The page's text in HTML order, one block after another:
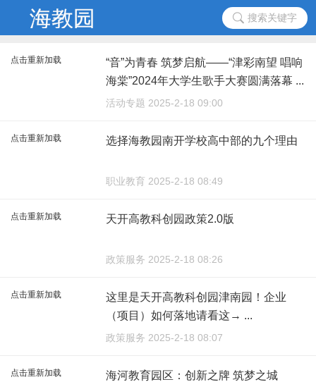
搜索关键字
点击重新加载
“音”为青春 筑梦启航——“津彩南望 唱响
海棠”2024年大学生歌手大赛圆满落幕 ...
...
活动专题 2025-2-18 09:00
点击重新加载 选择海教园南开学校高中部的九个理由
职业教育 2025-2-18 08:49
点击重新加载 天开高教科创园政策2.0版
政策服务 2025-2-18 08:26
点击重新加载
这里是天开高教科创园津南园！企业
（项目）如何落地请看这→ ...
政策服务 2025-2-18 08:07
点击重新加载 海河教育园区：创新之牌 筑梦之城